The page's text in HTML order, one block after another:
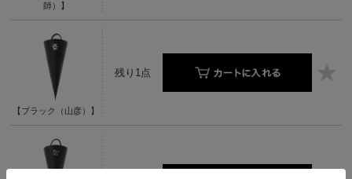
師）】
【ブラック（山彦）】
残り1点